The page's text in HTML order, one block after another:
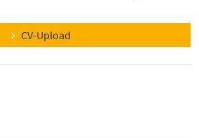
CV-Upload